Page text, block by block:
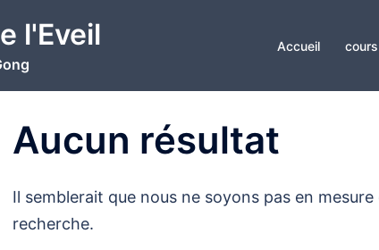
l'Eveil Accueil
Aucun résultat
Il semblerait que nous ne soyons pas en
recherche.